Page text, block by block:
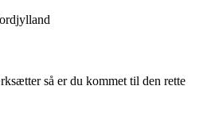
så er du kommet til den rette